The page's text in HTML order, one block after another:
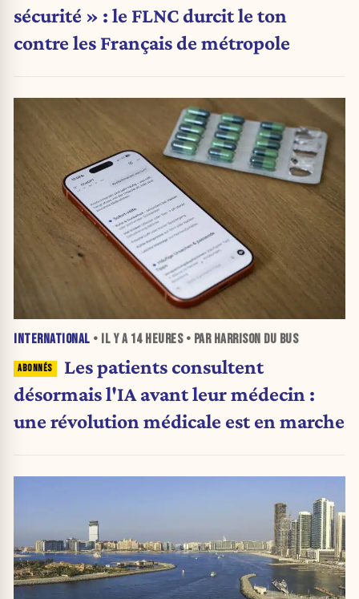
sécurité » : le FLNC durcit le ton
contre les Français de métropole
INTERNATIONAL • IL Y A 14 HEURES• PAR HARRISON DU BUS
Les patients consultent
désormais l'IA avant leur médecin :
une révolution médicale est en marche